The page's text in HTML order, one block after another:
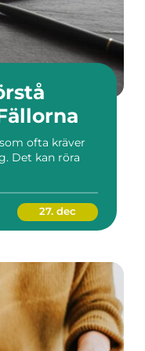
ofta kräver
Det kan röra
27. dec